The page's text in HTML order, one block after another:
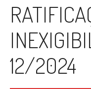
12/2024